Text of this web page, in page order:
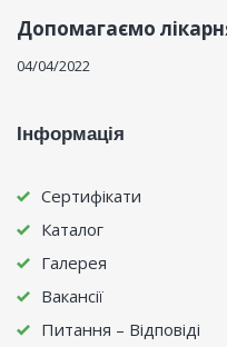
Допомагаємо
04/04/2022
Інформація
Сертифікати
Каталог
Галерея
Вакансії
Питання – Відповіді